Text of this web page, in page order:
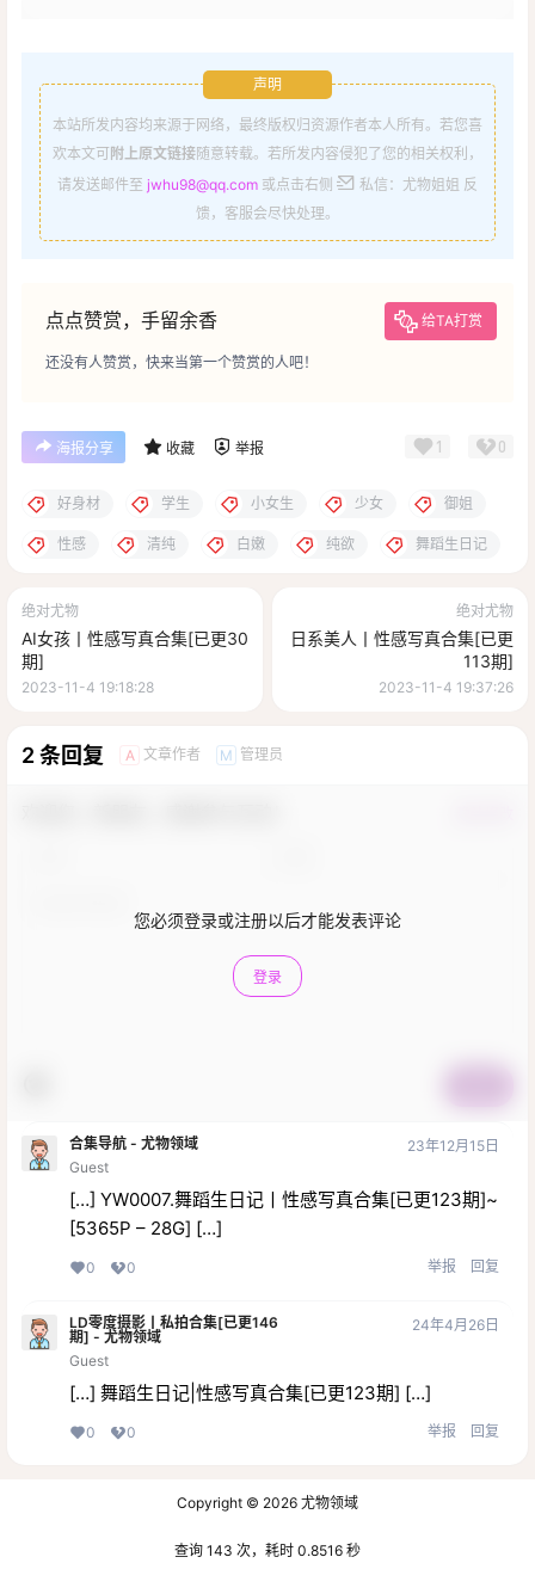
声明
本站所发内容均来源于网络，最终版权归资源作者本人所有。若您喜
欢本文可附上原文链接随意转载。若所发内容侵犯了您的相关权利，
请发送邮件至 jwhu98@qq.com 或点击右侧
私信：尤物姐姐 反
馈，客服会尽快处理。
点点赞赏，手留余香 给TA打赏
还没有人赞赏，快来当第一个赞赏的人吧！
海报分享 收藏 举报 1 0
好身材 学生 小女生 少女 御姐
性感 清纯 白嫩 纯欲 舞蹈生日记
绝对尤物
AI女孩丨性感写真合集[已更30
期]
2023-11-4 19:18:28
绝对尤物
日系美人丨性感写真合集[已更
113期]
2023-11-4 19:37:26
2 条回复 A 文章作者 M 管理员
您必须登录或注册以后才能发表评论
登录
合集导航 - 尤物领域
Guest
23年12月15日
[…] YW0007.舞蹈生日记丨性感写真合集[已更123期]~
[5365P – 28G] […]
0 0 举报 回复
LD零度摄影丨私拍合集[已更146
期] - 尤物领域
Guest
24年4月26日
[…] 舞蹈生日记|性感写真合集[已更123期] […]
0 0 举报 回复
Copyright © 2026 尤物领域
查询 143 次，耗时 0.8516 秒